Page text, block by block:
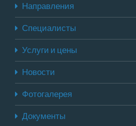
Направления
Специалисты
Услуги и цены
Новости
Фотогалерея
Документы